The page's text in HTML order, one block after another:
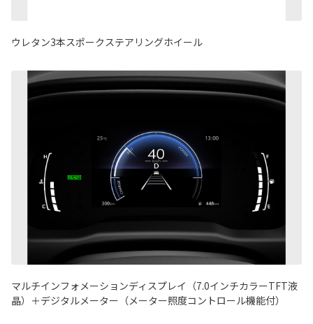
ウレタン3本スポークステアリングホイール
マルチインフォメーションディスプレイ（7.0インチカラーTFT液
晶）＋デジタルメーター（メーター照度コントロール機能付）